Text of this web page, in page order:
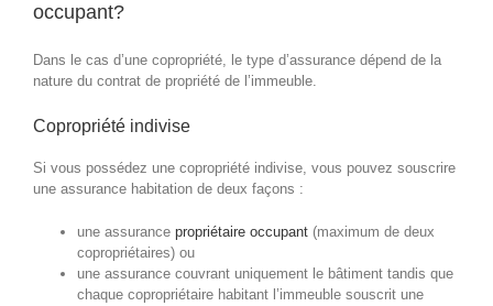
occupant?
Dans le cas d’une copropriété, le type d’assurance dépend de la
nature du contrat de propriété de l’immeuble.
Copropriété indivise
Si vous possédez une copropriété indivise, vous pouvez souscrire
une assurance habitation de deux façons :
une assurance propriétaire occupant (maximum de deux
copropriétaires) ou
une assurance couvrant uniquement le bâtiment tandis que
chaque copropriétaire habitant l’immeuble souscrit une